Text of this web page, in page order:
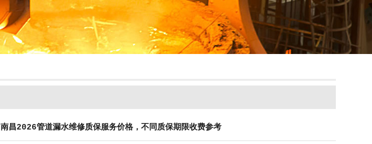
南昌2026管道漏水维修质保服务价格，不同质保期限收费参考